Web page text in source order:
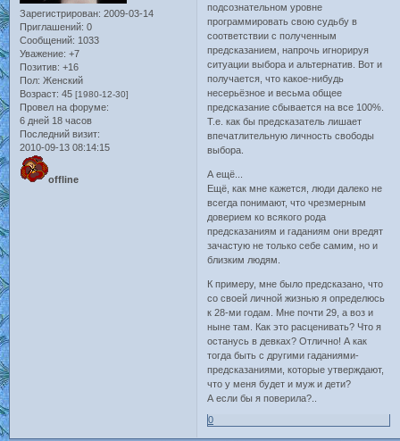
Зарегистрирован: 2009-03-14
Приглашений: 0
Сообщений: 1033
Уважение: +7
Позитив: +16
Пол: Женский
Возраст: 45 [1980-12-30]
Провел на форуме:
6 дней 18 часов
Последний визит:
2010-09-13 08:14:15
offline
подсознательном уровне
программировать свою судьбу в
соответствии с полученным
предсказанием, напрочь игнорируя
ситуации выбора и альтернатив. Вот и
получается, что какое-нибудь
несерьёзное и весьма общее
предсказание сбывается на все 100%.
Т.е. как бы предсказатель лишает
впечатлительную личность свободы
выбора.
А ещё...
Ещё, как мне кажется, люди далеко не
всегда понимают, что чрезмерным
доверием ко всякого рода
предсказаниям и гаданиям они вредят
зачастую не только себе самим, но и
близким людям.
К примеру, мне было предсказано, что
со своей личной жизнью я определюсь
к 28-ми годам. Мне почти 29, а воз и
ныне там. Как это расценивать? Что я
останусь в девках? Отлично! А как
тогда быть с другими гаданиями-
предсказаниями, которые утверждают,
что у меня будет и муж и дети?
А если бы я поверила?..
0